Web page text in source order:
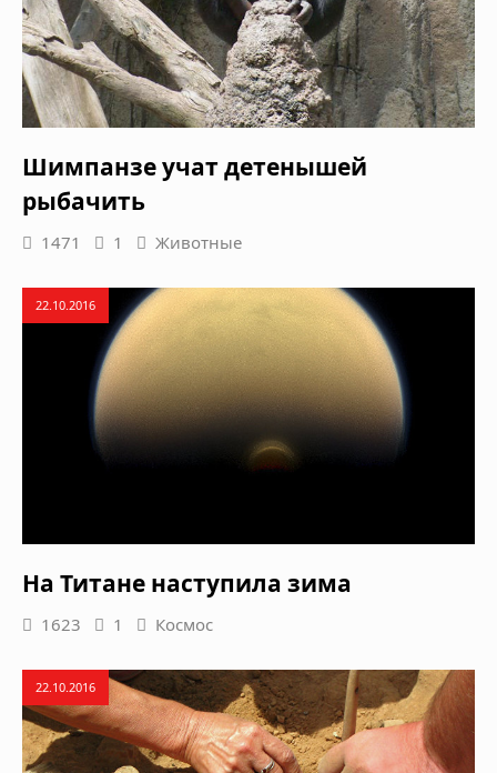
Шимпанзе учат детенышей
рыбачить
1471 1 Животные
22.10.2016
На Титане наступила зима
1623 1 Космос
22.10.2016